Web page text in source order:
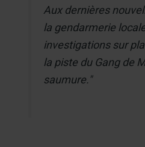
Aux dernières
la gendarmerie
investigations sur
la piste du Gang de
saumure."